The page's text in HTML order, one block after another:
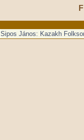
Sipos János: Kazakh